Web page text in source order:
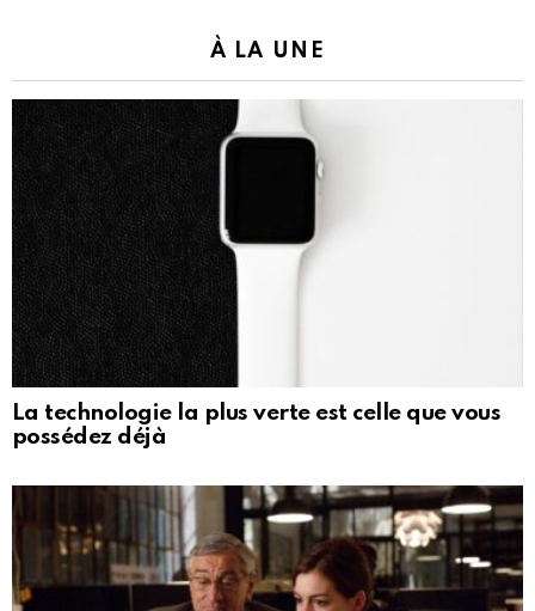
À LA UNE
La technologie la plus verte est celle que vous
possédez déjà